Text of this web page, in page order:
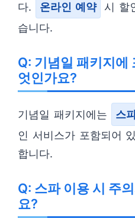
다.
온라인 예약
시 할
습니다.
Q: 기념일 패키지에
엇인가요?
기념일 패키지에는 스
인 서비스가 포함되어
합니다.
Q: 스파 이용 시 주
요?